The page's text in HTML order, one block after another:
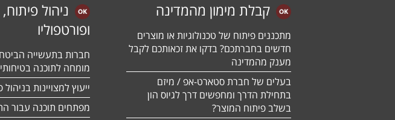
קבלת מימון מהמדינה
מתכננים פיתוח של טכנולוגיות או מוצרים
חדשים בחברתכם? בדקו את זכאותכם לקבל
מענק מהמדינה
בעלים של חברת סטארט-אפ / מיזם
בתחילת הדרך ומחפשים דרך לגיוס הון
בשלב פיתוח המוצר?
ניהול
ופורטפוליו
חברות בתעשייה
מומחה לתוכנה
ייעוץ למצויינות בניהול
מפתחים תוכנה עבור